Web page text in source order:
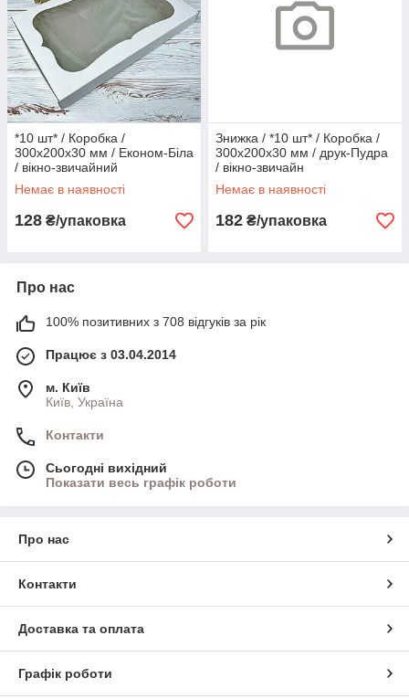
*10 шт* / Коробка /
300х200х30 мм / Економ-Біла
/ вікно-звичайний
Немає в наявності
128 ₴/упаковка
Знижка / *10 шт* / Коробка /
300х200х30 мм / друк-Пудра
/ вікно-звичайн
Немає в наявності
182 ₴/упаковка
Про нас
100% позитивних з 708 відгуків за рік
Працює з 03.04.2014
м. Київ
Київ, Україна
Контакти
Сьогодні вихідний
Показати весь графік роботи
Про нас
Контакти
Доставка та оплата
Графік роботи